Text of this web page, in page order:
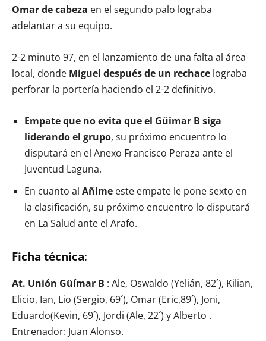
Omar de cabeza en el segundo palo lograba
adelantar a su equipo.
2-2 minuto 97, en el lanzamiento de una falta al área
local, donde Miguel después de un rechace lograba
perforar la portería haciendo el 2-2 definitivo.
Empate que no evita que el Güimar B siga
liderando el grupo, su próximo encuentro lo
disputará en el Anexo Francisco Peraza ante el
Juventud Laguna.
En cuanto al Añime este empate le pone sexto en
la clasificación, su próximo encuentro lo disputará
en La Salud ante el Arafo.
Ficha técnica:
At. Unión Güímar B : Ale, Oswaldo (Yelián, 82´), Kilian,
Elicio, Ian, Lio (Sergio, 69´), Omar (Eric,89´), Joni,
Eduardo(Kevin, 69´), Jordi (Ale, 22´) y Alberto .
Entrenador: Juan Alonso.